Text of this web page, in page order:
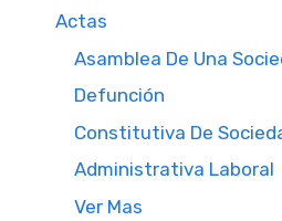
Actas
Asamblea De Una
Defunción
Constitutiva De
Administrativa Laboral
Ver Mas